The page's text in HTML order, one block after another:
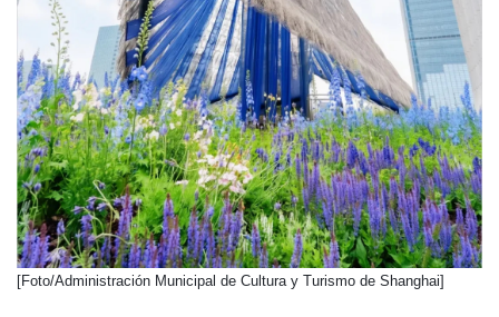
​[Foto/Administración Municipal de Cultura y Turismo de Shanghai]